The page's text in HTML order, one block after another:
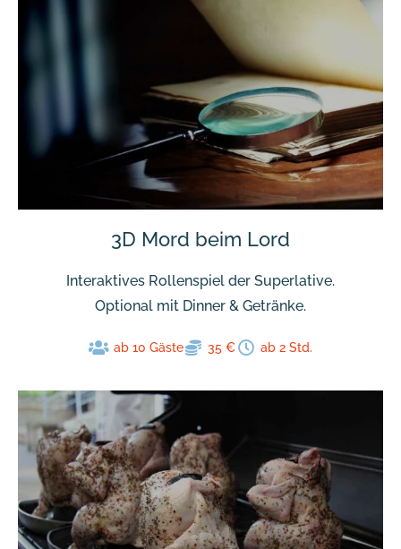
3D Mord beim Lord
Interaktives Rollenspiel der Superlative.
Optional mit Dinner & Getränke.
ab 10 Gäste 35 € ab 2 Std.